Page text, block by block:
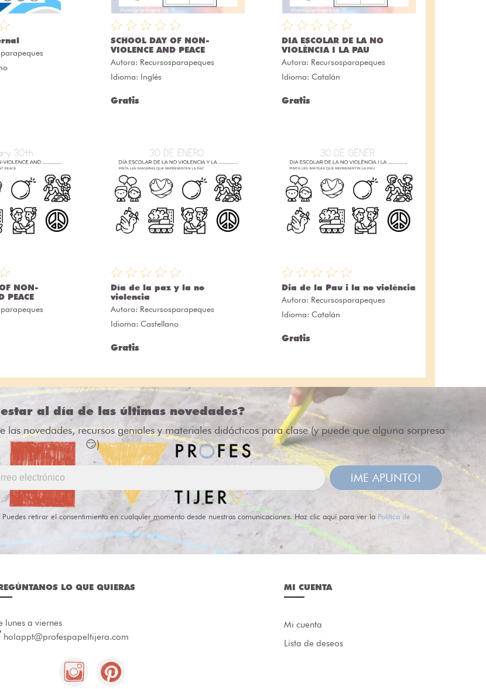
SCHOOL DAY OF NON-
VIOLENCE AND PEACE
Autora: Recursosparapeques
Idioma: Inglés
Gratis
DIA ESCOLAR DE LA NO
VIOLÈNCIA I LA PAU
Autora: Recursosparapeques
Idioma: Catalán
Gratis
NON-
PEACE
Día de la paz y la no
violencia
Autora: Recursosparapeques
Idioma: Castellano
Gratis
Dia de la Pau i la no violència
Autora: Recursosparapeques
Idioma: Catalán
Gratis
al día de las últimas novedades?
novedades, recursos geniales y materiales didácticos para clase (y puede que alguna sorpresa
😏)
¡ME APUNTO!
retirar el consentimiento en cualquier momento desde nuestras comunicaciones. Haz clic aquí para ver la Política de
LO QUE QUIERAS
lunes a viernes
holappt@profespapeltijera.com
MI CUENTA
Mi cuenta
Lista de deseos